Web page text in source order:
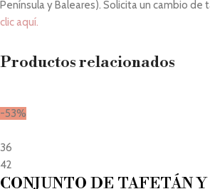
Península y Baleares). Solicita un cambio de
clic aquí.
Productos relacionados
-53%
36
42
CONJUNTO DE TAFETÁN Y